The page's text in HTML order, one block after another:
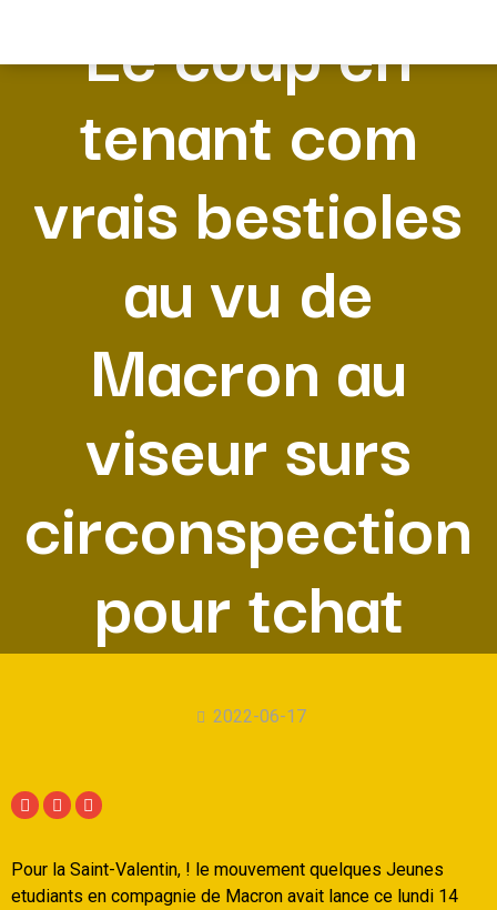
Le coup en
tenant com
vrais bestioles
au vu de
Macron au
viseur surs
circonspection
pour tchat
2022-06-17
Pour la Saint-Valentin, ! le mouvement quelques Jeunes
etudiants en compagnie de Macron avait lance ce lundi 14